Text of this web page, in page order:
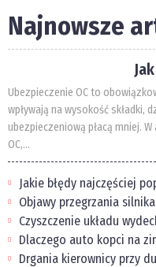
Najnowsze
Ubezpieczenie OC to
wpływają na wysokość składki,
ubezpieczeniową płacą mniej.
OC,...
Jakie błędy najczęściej
Objawy przegrzania
Czyszczenie układu
Dlaczego auto kopci na
Drgania kierownicy przy